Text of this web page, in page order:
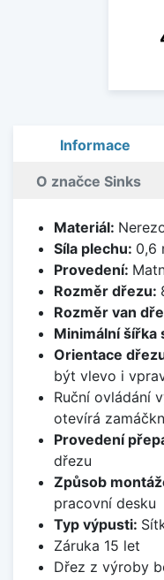
Informace
O značce Sinks
Materiál:
Síla plechu: 0,6
Provedení:
Rozměr dřezu:
Rozměr van
Minimální šířka
Orientace
být vlevo i
Ruční ovládání
otevírá
Provedení
dřezu
Způsob
pracovní desku
Typ výpusti:
Záruka 15 let
Dřez z výroby